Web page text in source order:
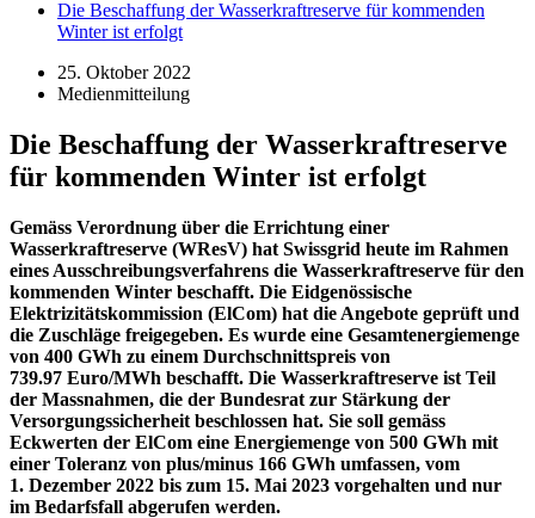
Die Beschaffung der Wasserkraftreserve für kommenden
Winter ist erfolgt
25. Oktober 2022
Medienmitteilung
Die Beschaffung der Wasserkraftreserve
für kommenden Winter ist erfolgt
Gemäss Verordnung über die Errichtung einer
Wasserkraftreserve (WResV) hat Swissgrid heute im Rahmen
eines Ausschreibungsverfahrens die Wasserkraftreserve für den
kommenden Winter beschafft. Die Eidgenössische
Elektrizitätskommission (ElCom) hat die Angebote geprüft und
die Zuschläge freigegeben. Es wurde eine Gesamtenergiemenge
von 400 GWh zu einem Durchschnittspreis von
739.97 Euro/MWh beschafft. Die Wasserkraftreserve ist Teil
der Massnahmen, die der Bundesrat zur Stärkung der
Versorgungssicherheit beschlossen hat. Sie soll gemäss
Eckwerten der ElCom eine Energiemenge von 500 GWh mit
einer Toleranz von plus/minus 166 GWh umfassen, vom
1. Dezember 2022 bis zum 15. Mai 2023 vorgehalten und nur
im Bedarfsfall abgerufen werden.